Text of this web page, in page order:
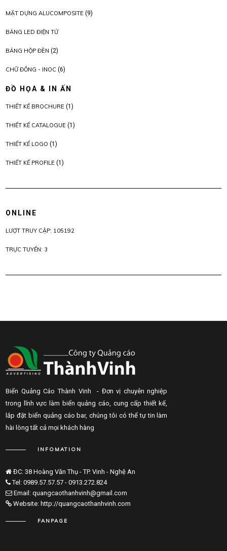
MẶT DỰNG ALUCOMPOSITE (9)
BẢNG LED ĐIỆN TỬ
BẢNG HỘP ĐÈN (2)
CHỮ ĐỒNG - INOC (6)
ĐỒ HỌA & IN ẤN
THIẾT KẾ BROCHURE (1)
THIẾT KẾ CATALOGUE (1)
THIẾT KẾ LOGO (1)
THIẾT KẾ PROFILE (1)
ONLINE
LƯỢT TRUY CẬP: 105192
TRỰC TUYẾN: 3
Biển Quảng Cáo Thành Vinh - Đơn vị chuyên nghiệp
trong lĩnh vực làm biển quảng cáo, cung cấp thiết kế,
lắp đặt biển quảng cáo bar, chúng tôi có thể tự tin làm
hài lòng tất cả mọi khách hàng
INFOMATION
ĐC: 38 Hoàng Văn Thụ - TP. Vinh - Nghệ An
Tel: 0989.57.57.57 - 0913.272.824
Email: quangcaothanhvinh@gmail.com
Website: http://quangcaothanhvinh.com
FANPAGE